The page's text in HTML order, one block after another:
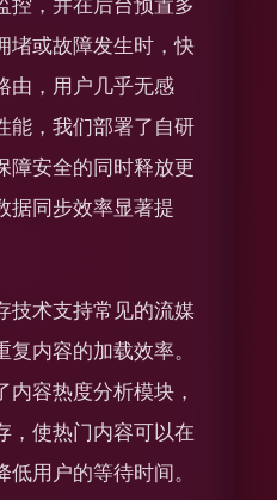
控，并在后台预置多
堵或故障发生时，快
由，用户几乎无感
能，我们部署了自研
障安全的同时释放更
据同步效率显著提
技术支持常见的流媒
内容的加载效率。
容热度分析模块，
，使热门内容可以在
用户的等待时间。